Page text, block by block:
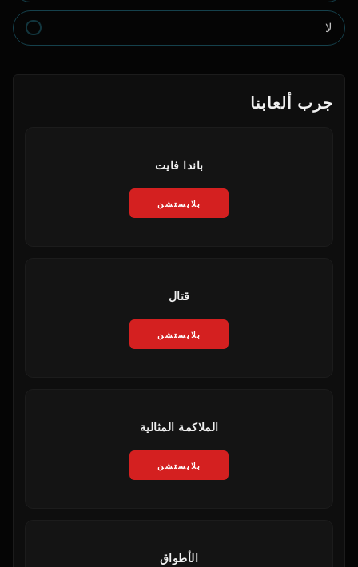
لا
جرب ألعابنا
باندا فايت
بلايستشن
قتال
بلايستشن
الملاكمة المثالية
بلايستشن
الأطواق